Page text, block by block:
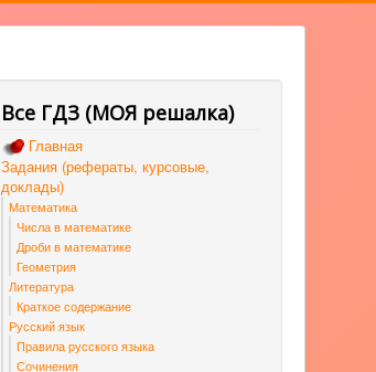
Все ГДЗ (МОЯ решалка)
Главная
Задания (рефераты, курсовые,
доклады)
Математика
Числа в математике
Дроби в математике
Геометрия
Литература
Краткое содержание
Русский язык
Правила русского языка
Сочинения